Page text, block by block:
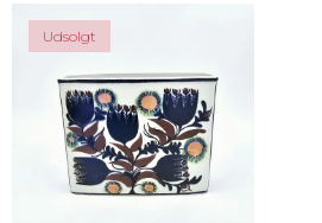
Udsolgt